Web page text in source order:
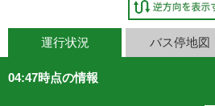
運行状況 バス停地図
04:47時点の情報